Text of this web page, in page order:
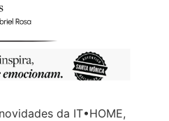
da IT•HOME,